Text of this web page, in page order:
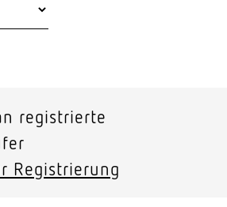
registrierte
Registrierung